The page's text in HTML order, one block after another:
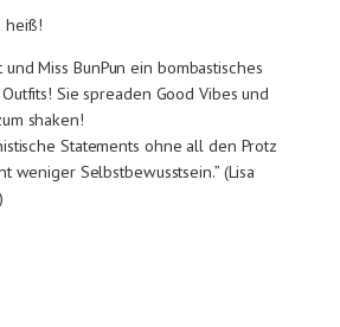
heiß!
Miss BunPun ein bombastisches
Sie spreaden Good Vibes und
shaken!
Statements ohne all den Protz
weniger Selbstbewusstsein.” (Lisa